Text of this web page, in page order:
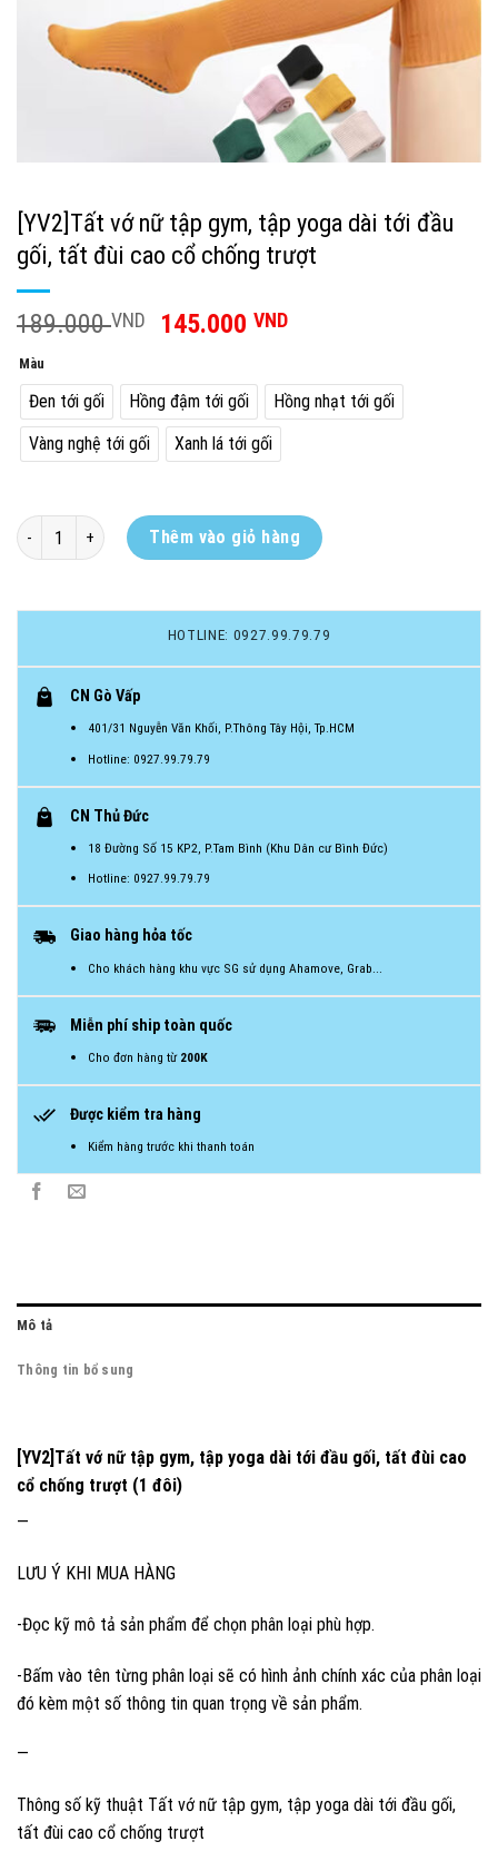
[YV2]Tất vớ nữ tập gym, tập yoga dài tới đầu
gối, tất đùi cao cổ chống trượt
189.000VND 145.000VND
Màu
Đen tới gối Hồng đậm tới gối
Hồng nhạt tới gối
Vàng nghệ tới gối
Xanh lá tới gối
[YV2]Tất vớ nữ tập gym, tập yoga dài tới đầu gối, tất đùi cao cổ chống
Thêm vào giỏ hàng
HOTLINE: 0927.99.79.79
CN Gò Vấp
401/31 Nguyễn Văn Khối, P.Thông Tây Hội, Tp.HCM
Hotline: 0927.99.79.79
CN Thủ Đức
18 Đường Số 15 KP2, P.Tam Bình (Khu Dân cư Bình Đức)
Hotline: 0927.99.79.79
Giao hàng hỏa tốc
Cho khách hàng khu vực SG sử dụng Ahamove, Grab...
Miễn phí ship toàn quốc
Cho đơn hàng từ200K
Được kiểm tra hàng
Kiểm hàng trước khi thanh toán
Mô tả
Thông tin bổ sung
[YV2]Tất vớ nữ tập gym, tập yoga dài tới đầu gối, tất đùi cao
cổ chống trượt (1 đôi)
—
LƯU Ý KHI MUA HÀNG
-Đọc kỹ mô tả sản phẩm để chọn phân loại phù hợp.
-Bấm vào tên từng phân loại sẽ có hình ảnh chính xác của phân loại
đó kèm một số thông tin quan trọng về sản phẩm.
—
Thông số kỹ thuật Tất vớ nữ tập gym, tập yoga dài tới đầu gối,
tất đùi cao cổ chống trượt